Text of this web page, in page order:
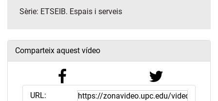
Sèrie: ETSEIB. Espais i serveis
Comparteix aquest vídeo
URL: